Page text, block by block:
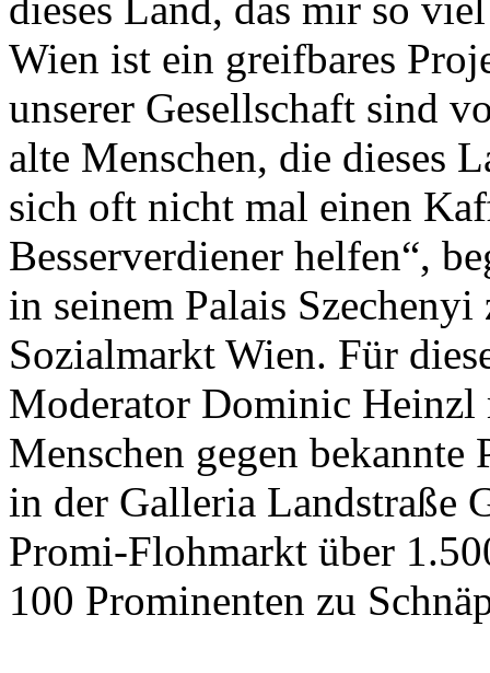
Wien ist ein greifbares
unserer Gesellschaft sind
alte Menschen, die dieses
sich oft nicht mal einen
Besserverdiener helfen“,
in seinem Palais
Sozialmarkt Wien. Für
Moderator Dominic Heinzl
Menschen gegen bekannte
in der Galleria Landstraße
Promi-Flohmarkt über
100 Prominenten zu